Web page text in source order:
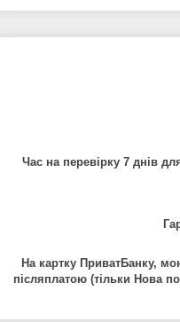
Час на перевірку7 днів
На картку ПриватБанку,
післяплатою (тільки Нова